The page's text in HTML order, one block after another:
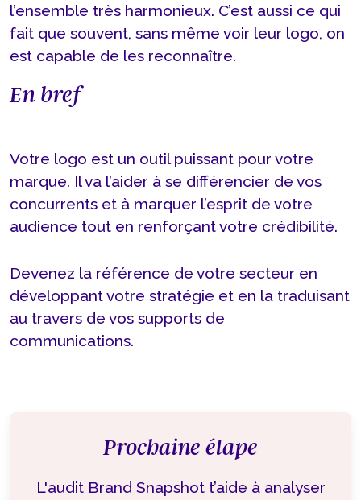
l’ensemble très harmonieux. C’est aussi ce qui
fait que souvent, sans même voir leur logo, on
est capable de les reconnaître.
En bref
Votre logo est un outil puissant pour votre
marque. Il va l’aider à se différencier de vos
concurrents et à marquer l’esprit de votre
audience tout en renforçant votre crédibilité.
Devenez la référence de votre secteur en
développant votre stratégie et en la traduisant
au travers de vos supports de
communications.
Prochaine étape
L'audit Brand Snapshot t’aide à analyser